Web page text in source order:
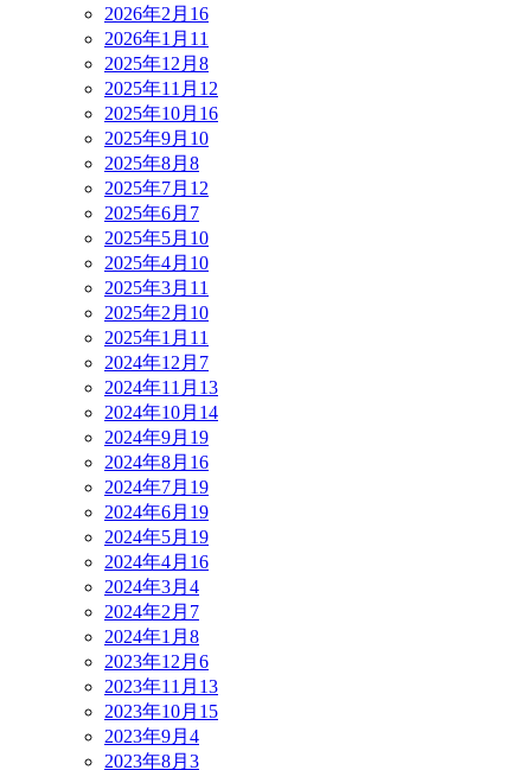
2026年2月 16
2026年1月 11
2025年12月 8
2025年11月 12
2025年10月 16
2025年9月 10
2025年8月 8
2025年7月 12
2025年6月 7
2025年5月 10
2025年4月 10
2025年3月 11
2025年2月 10
2025年1月 11
2024年12月 7
2024年11月 13
2024年10月 14
2024年9月 19
2024年8月 16
2024年7月 19
2024年6月 19
2024年5月 19
2024年4月 16
2024年3月 4
2024年2月 7
2024年1月 8
2023年12月 6
2023年11月 13
2023年10月 15
2023年9月 4
2023年8月 3